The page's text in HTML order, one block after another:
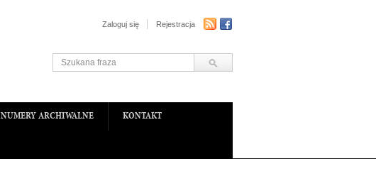
Zaloguj się Rejestracja
NUMERY ARCHIWALNE KONTAKT